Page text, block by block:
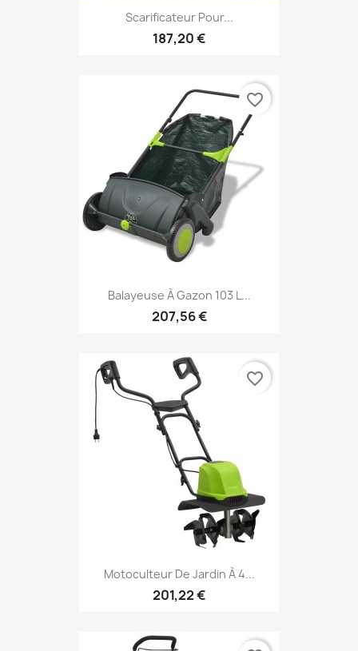
Scarificateur Pour...
187,20 €
Balayeuse À Gazon 103 L...
207,56 €
favorite_border
Motoculteur De Jardin À 4...
201,22 €
favorite_border